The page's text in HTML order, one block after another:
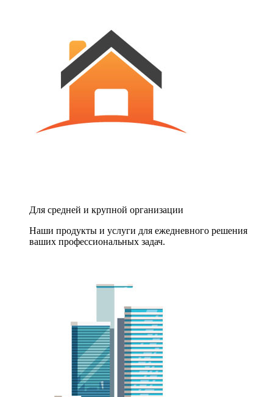
Для средней и крупной организации
Наши продукты и услуги для ежедневного решения
ваших профессиональных задач.